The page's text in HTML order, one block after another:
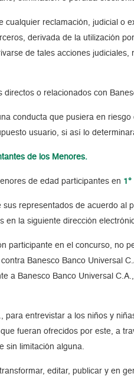
cualquier reclamación, judicial
derivada de la utilización
de tales acciones
o relacionados con
conducta que pusiera en
usuario, si así lo
de los Menores.
de edad participantes en
representados de acuerdo
en la siguiente dirección
participante en el concurso, no
Banesco Banco Universal
a Banesco Banco Universal
para entrevistar a los niños y
fueran ofrecidos por este, a
sin limitación alguna.
editar, publicar y en